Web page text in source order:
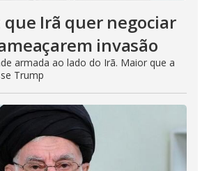
Irã quer negociar
invasão
armada ao lado do Irã. Maior que a
Trump